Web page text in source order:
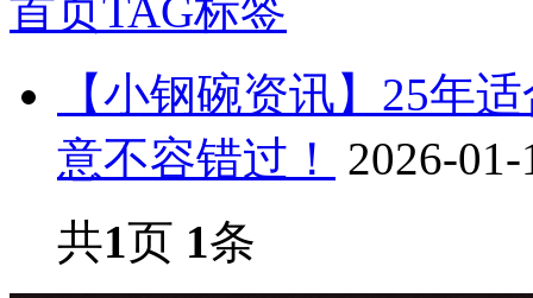
首页TAG标签
【小钢碗资讯】25年
意不容错过！
2026-01-
共1页 1条